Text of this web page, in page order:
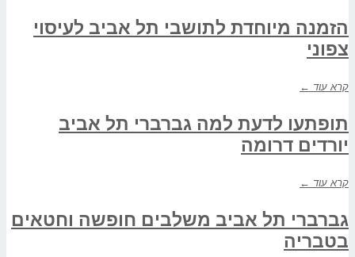
הזמנה מיוחדת לתושבי תל אביב לעיסוי
צפוני
קרא עוד ←
תופתעו לדעת למה גברברי תל אביב
יורדים דרומה
קרא עוד ←
גברברי תל אביב משלבים חופשה וחטאים
בטבריה